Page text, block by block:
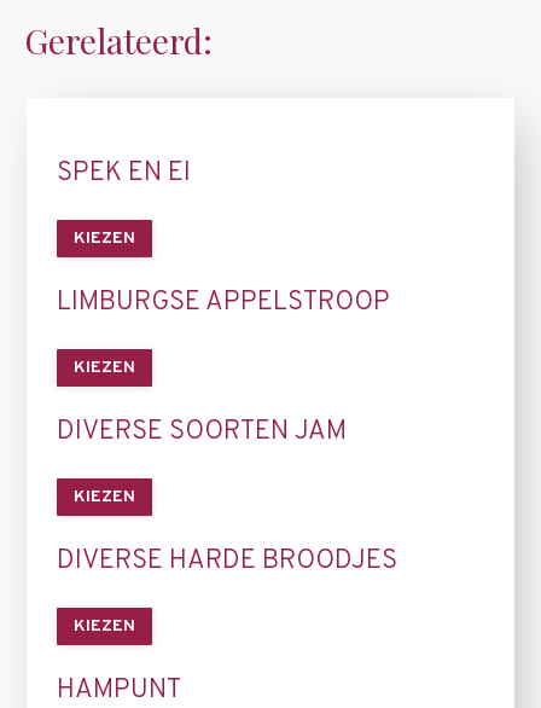
Gerelateerd:
SPEK EN EI
KIEZEN
LIMBURGSE APPELSTROOP
KIEZEN
DIVERSE SOORTEN JAM
KIEZEN
DIVERSE HARDE BROODJES
KIEZEN
HAMPUNT